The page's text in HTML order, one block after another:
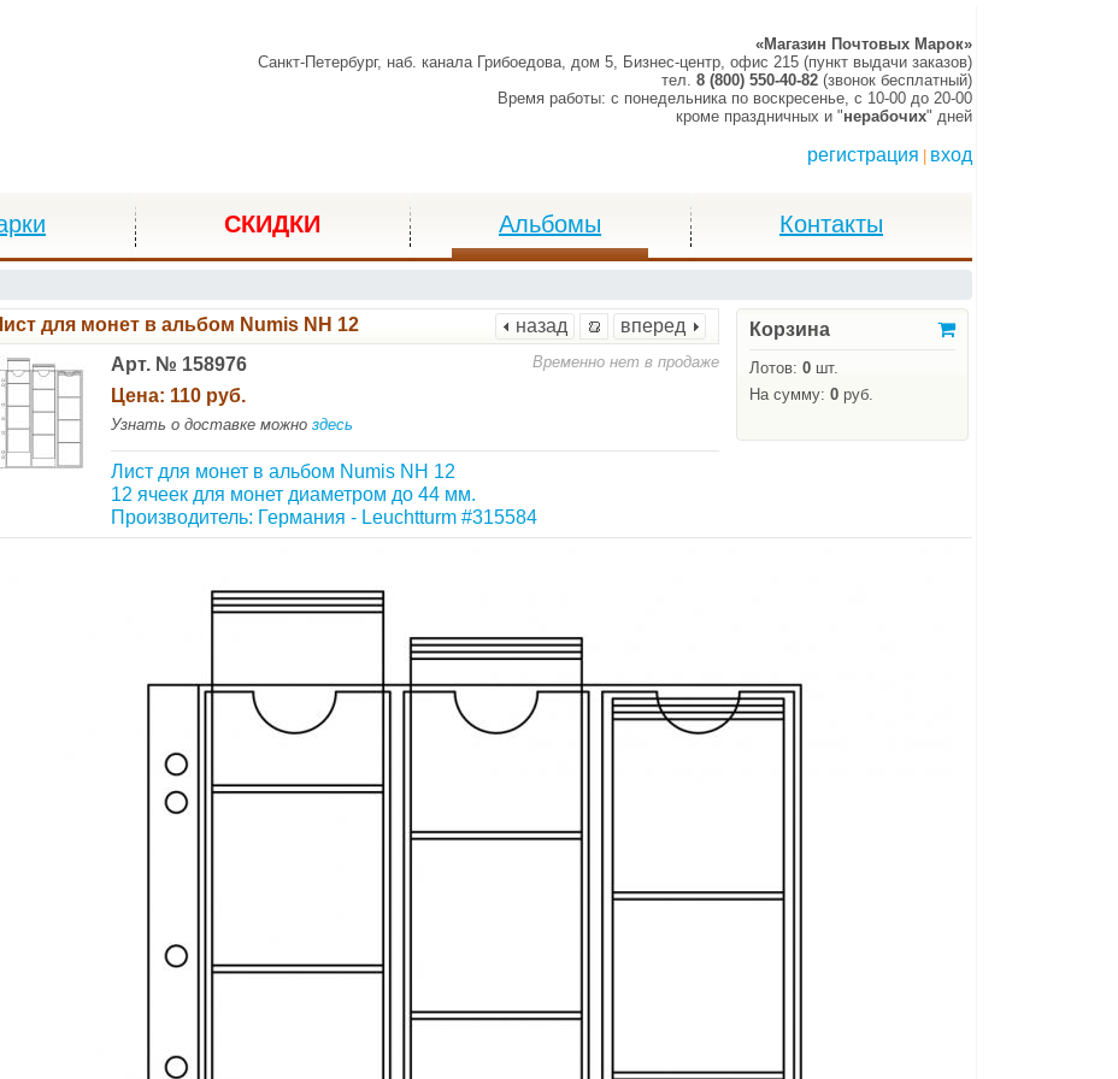
«Магазин Почтовых Марок»
Санкт-Петербург, наб. канала Грибоедова, дом 5, Бизнес-центр, офис 215 (пункт выдачи заказов)
тел. 8 (800) 550-40-82 (звонок бесплатный)
Время работы: c понедельника по воскресенье, c 10-00 до 20-00
кроме праздничных и "нерабочих" дней
регистрация вход
СКИДКИ Альбомы Контакты
Корзина
Лотов:0 шт.
На сумму:0 руб.
назад вперед
для монет в альбом Numis NH 12
Арт. № 158976
Цена: 110 руб.
Узнать о доставке можно здесь
Временно нет в продаже
Лист для монет в альбом Numis NH 12
12 ячеек для монет диаметром до 44 мм.
Производитель: Германия - Leuchtturm #315584